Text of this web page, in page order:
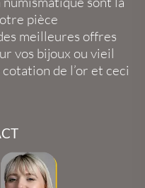
pièce
meilleures offres
vos bijoux ou vieil
de l’or et ceci